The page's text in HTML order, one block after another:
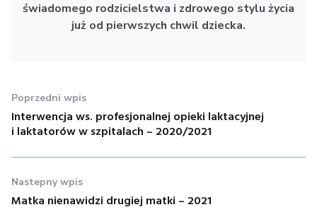
świadomego rodzicielstwa i zdrowego stylu życia
już od pierwszych chwil dziecka.
NAWIGACJA
WPISU
Poprzedni wpis
Poprzedni
wpis:
Interwencja ws. profesjonalnej opieki laktacyjnej
i laktatorów w szpitalach – 2020/2021
Nastepny wpis
Nastepny
Matka nienawidzi drugiej matki – 2021